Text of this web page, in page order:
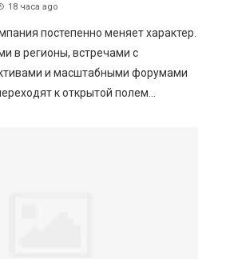
18 часа ago
постепенно меняет характер.
в регионы, встречами с
и масштабными форумами
к открытой полем...